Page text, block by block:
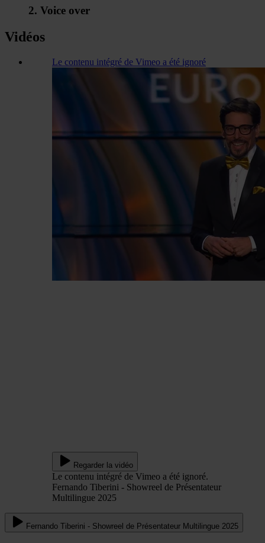
2. Voice over
Vidéos
Le contenu intégré de Vimeo a été ignoré
Regarder la vidéo
Le contenu intégré de Vimeo a été ignoré.
Fernando Tiberini - Showreel de Présentateur
Multilingue 2025
Fernando Tiberini - Showreel de Présentateur Multilingue 2025